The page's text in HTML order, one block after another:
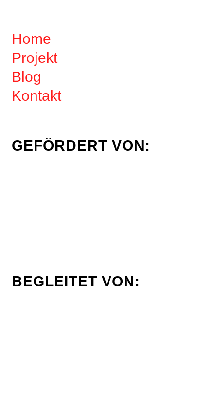
Home
Projekt
Blog
Kontakt
GEFÖRDERT VON:
BEGLEITET VON: